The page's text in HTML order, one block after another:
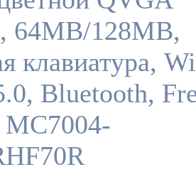
64MB/128MB,
клавиатура,
Bluetooth,